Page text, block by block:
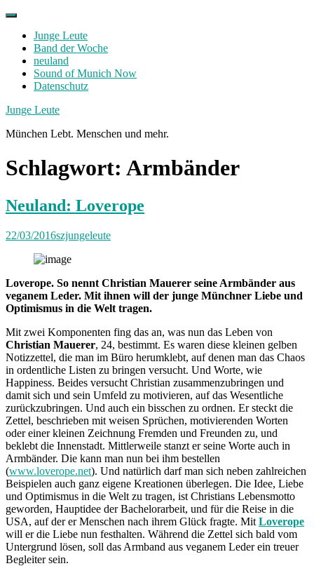
Skip
contentJunge Leute
Band der Woche
neuland
Sound of Munich Now
Datenschutz
Facebook
Twitter
Instagram
Junge Leute
München Lebt. Menschen und mehr.
Schlagwort: Armbänder
Neuland: Loverope
22/03/2016szjungeleute
Loverope. So nennt Christian Mauerer seine Armbänder aus
veganem Leder. Mit ihnen will der junge Münchner Liebe und
Optimismus in die Welt tragen.
Mit zwei Komponenten fing das an, was nun das Leben von
Christian Mauerer, 24, bestimmt. Es waren diese kleinen gelben
Notizzettel, die man im Büro herumklebt, auf denen man das Chaos
in ordentliche Listen zu bringen versucht. Und Worte, wie
Happiness. Beides versucht Christian zusammenzubringen und
damit sich und sein Umfeld zu motivieren, auf das Wesentliche
zurückzubringen. Und auch ein bisschen zu ordnen. Er steckt die
Zettel, beschrieben mit weisen Sprüchen, motivierenden Worten
oder einer kleinen Zeichnung Fremden und Freunden zu, und
beklebt die Innenstadt. Mittlerweile stanzt er seine Worte auch in
Armbänder. Die kann man nun bei ihm bestellen
(www.loverope.net). Und natürlich darf man sich neben zahlreichen
Beispielen auch ganz eigene Kreationen überlegen. Die Idee, Liebe
und Optimismus in die Welt zu tragen, ist Christians Lebensmotto
geworden, Hauptidee der Bachelorarbeit, und für die Reise in die
USA, auf der er Menschen nach ihrem Glück fragte. Mit Loverope
will er die Liebe nun festhalten. Während die Zettel sich bald vom
Untergrund lösen, soll das Armband aus veganem Leder ein treuer
Begleiter sein.